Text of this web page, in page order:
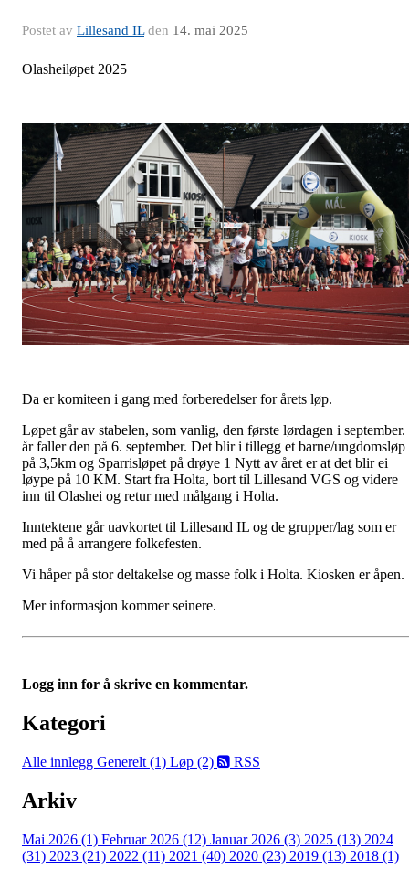
Postet av Lillesand ILden 14. mai 2025
Olasheiløpet 2025
Da er komiteen i gang med forberedelser for årets løp.
Løpet går av stabelen, som vanlig, den første lørdagen i september.
år faller den på 6. september. Det blir i tillegg et barne/ungdomsløp
på 3,5km og Sparrisløpet på drøye 1 Nytt av året er at det blir ei
løype på 10 KM. Start fra Holta, bort til Lillesand VGS og videre
inn til Olashei og retur med målgang i Holta.
Inntektene går uavkortet til Lillesand IL og de grupper/lag som er
med på å arrangere folkefesten.
Vi håper på stor deltakelse og masse folk i Holta. Kiosken er åpen.
Mer informasjon kommer seinere.
Logg inn for å skrive en kommentar.
Kategori
Alle innlegg Generelt (1) Løp (2) RSS
Arkiv
Mai 2026 (1) Februar 2026 (12) Januar 2026 (3) 2025 (13) 2024
(31) 2023 (21) 2022 (11) 2021 (40) 2020 (23) 2019 (13) 2018 (1)